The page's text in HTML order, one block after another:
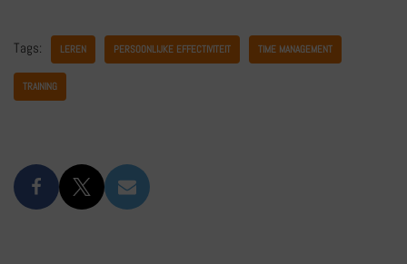
Tags: LEREN PERSOONLIJKE EFFECTIVITEIT TIME MANAGEMENT
TRAINING